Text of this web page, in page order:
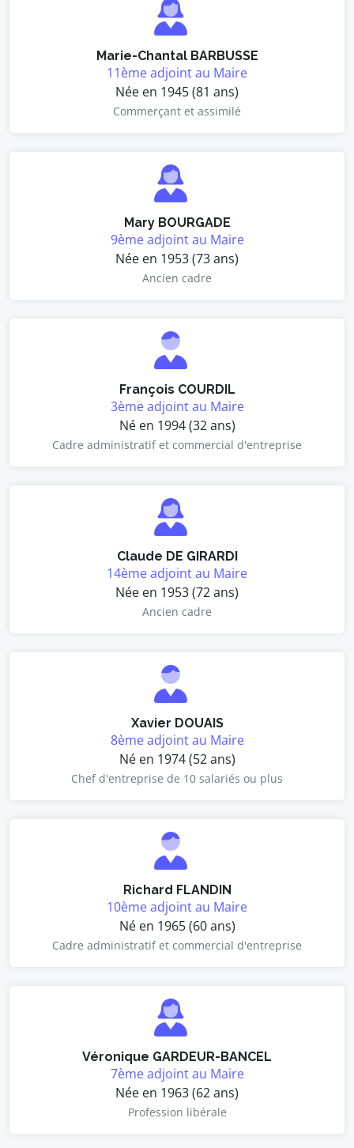
Marie-Chantal BARBUSSE
11ème adjoint au Maire
Née en 1945 (81 ans)
Commerçant et assimilé
Mary BOURGADE
9ème adjoint au Maire
Née en 1953 (73 ans)
Ancien cadre
François COURDIL
3ème adjoint au Maire
Né en 1994 (32 ans)
Cadre administratif et commercial d'entreprise
Claude DE GIRARDI
14ème adjoint au Maire
Née en 1953 (72 ans)
Ancien cadre
Xavier DOUAIS
8ème adjoint au Maire
Né en 1974 (52 ans)
Chef d'entreprise de 10 salariés ou plus
Richard FLANDIN
10ème adjoint au Maire
Né en 1965 (60 ans)
Cadre administratif et commercial d'entreprise
Véronique GARDEUR-BANCEL
7ème adjoint au Maire
Née en 1963 (62 ans)
Profession libérale